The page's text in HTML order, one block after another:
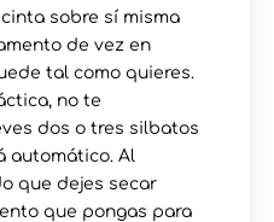
sobre sí misma
de vez en
tal como quieres.
no te
dos o tres silbatos
automático. Al
que dejes secar
que pongas para